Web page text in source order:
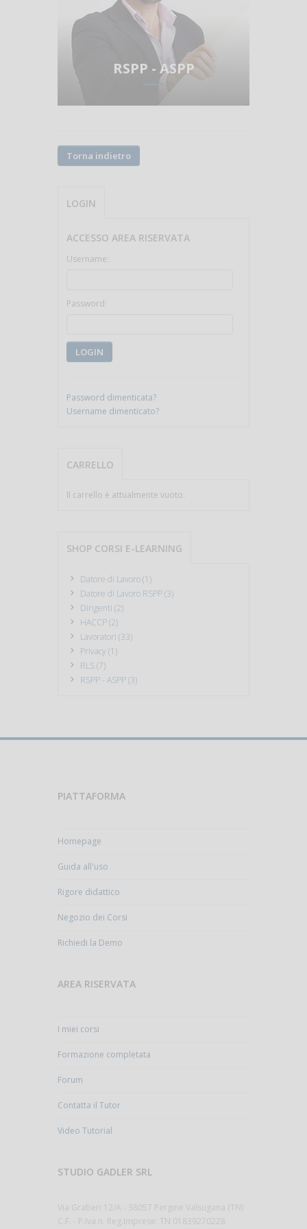
RSPP - ASPP
Torna indietro
LOGIN
ACCESSO AREA RISERVATA
Username:
Password:
LOGIN
Password dimenticata?
Username dimenticato?
CARRELLO
Il carrello è attualmente vuoto.
SHOP CORSI E-LEARNING
Datore di Lavoro (1)
Datore di Lavoro RSPP (3)
Dirigenti (2)
HACCP (2)
Lavoratori (33)
Privacy (1)
RLS (7)
RSPP - ASPP (3)
PIATTAFORMA
Homepage
Guida all'uso
Rigore didattico
Negozio dei Corsi
Richiedi la Demo
AREA RISERVATA
I miei corsi
Formazione completata
Forum
Contatta il Tutor
Video Tutorial
STUDIO GADLER SRL
Via Graberi 12/A - 38057 Pergine Valsugana (TN)
C.F. - P.Iva n. Reg.Imprese: TN 01839270228